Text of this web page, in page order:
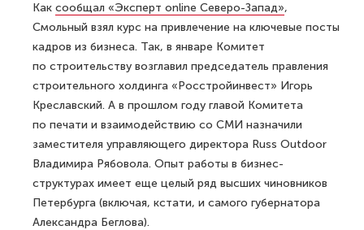
Как сообщал «Эксперт online Северо-Запад»,
Смольный взял курс на привлечение на ключевые посты
кадров из бизнеса. Так, в январе Комитет
по строительству возглавил председатель правления
строительного холдинга «Росстройинвест» Игорь
Креславский. А в прошлом году главой Комитета
по печати и взаимодействию со СМИ назначили
заместителя управляющего директора Russ Outdoor
Владимира Рябовола. Опыт работы в бизнес-
структурах имеет еще целый ряд высших чиновников
Петербурга (включая, кстати, и самого губернатора
Александра Беглова).